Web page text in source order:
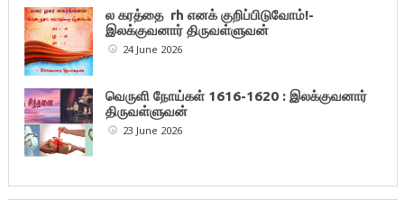
ல கரத்தை rh எனக் குறிப்பிடுவோம்!-
இலக்குவனார் திருவள்ளுவன்
24 June 2026
வெருளி நோய்கள் 1616-1620 : இலக்குவனார்
திருவள்ளுவன்
23 June 2026